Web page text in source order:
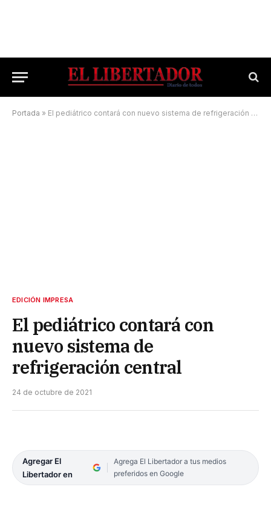
Portada » El pediátrico contará con nuevo sistema de refrigeración central
EDICIÓN IMPRESA
El pediátrico contará con
nuevo sistema de
refrigeración central
24 de octubre de 2021
Agregar El
Libertador en
Agrega El Libertador a tus medios
preferidos en Google